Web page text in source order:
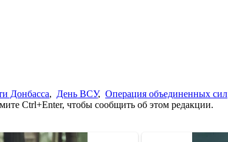
Донбасса, День ВСУ, Операция объединенных сил
Ctrl+Enter, чтобы сообщить об этом редакции.